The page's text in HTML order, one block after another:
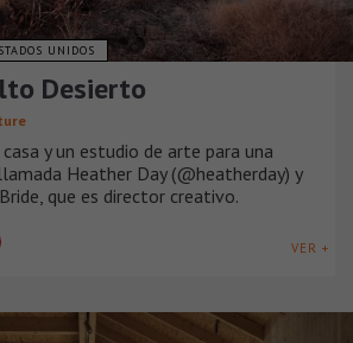
UNIDOS
Desierto
y un estudio de arte para una
Heather Day (@heatherday) y
que es director creativo.
VER +